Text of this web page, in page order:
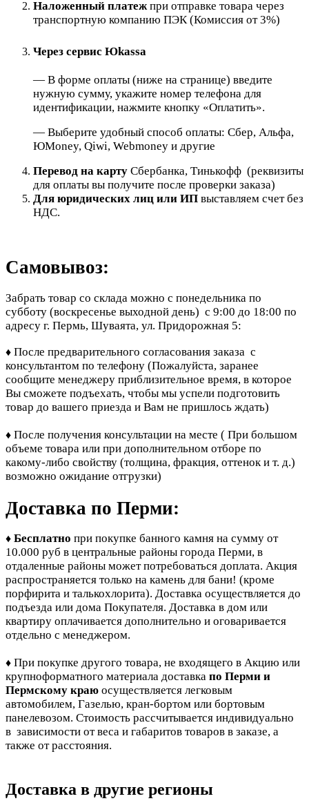
Наложенный платеж при отправке товара через
транспортную компанию ПЭК (Комиссия от 3%)
Через сервис Юkassa
— В форме оплаты (ниже на странице) введите
нужную сумму, укажите номер телефона для
идентификации, нажмите кнопку «Оплатить».
— Выберите удобный способ оплаты: Сбер, Альфа,
ЮMoney, Qiwi, Webmoney и другие
Перевод на карту Сбербанка, Тинькофф (реквизиты
для оплаты вы получите после проверки заказа)
Для юридических лиц или ИП выставляем счет без
НДС.
Самовывоз:
Забрать товар со склада можно с понедельника по
субботу (воскресенье выходной день) с 9:00 до 18:00 по
адресу г. Пермь, Шуваята, ул. Придорожная 5:
♦ После предварительного согласования заказа с
консультантом по телефону (Пожалуйста, заранее
сообщите менеджеру приблизительное время, в которое
Вы сможете подъехать, чтобы мы успели подготовить
товар до вашего приезда и Вам не пришлось ждать)
♦ После получения консультации на месте ( При большом
объеме товара или при дополнительном отборе по
какому-либо свойству (толщина, фракция, оттенок и т. д.)
возможно ожидание отгрузки)
Доставка по Перми:
♦ Бесплатно при покупке банного камня на сумму от
10.000 руб в центральные районы города Перми, в
отдаленные районы может потребоваться доплата. Акция
распространяется только на камень для бани! (кроме
порфирита и талькохлорита). Доставка осуществляется до
подъезда или дома Покупателя. Доставка в дом или
квартиру оплачивается дополнительно и оговаривается
отдельно с менеджером.
♦ При покупке другого товара, не входящего в Акцию или
крупноформатного материала доставка по Перми и
Пермскому краю осуществляется легковым
автомобилем, Газелью, кран-бортом или бортовым
панелевозом. Стоимость рассчитывается индивидуально
в зависимости от веса и габаритов товаров в заказе, а
также от расстояния.
Доставка в другие регионы